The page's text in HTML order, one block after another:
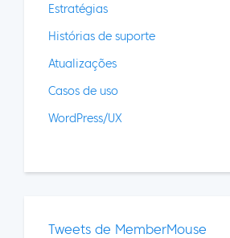
Estratégias
Histórias de suporte
Atualizações
Casos de uso
WordPress/UX
Tweets de MemberMouse